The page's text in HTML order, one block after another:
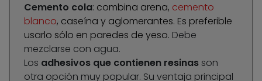
Cemento cola: combina arena, cemento
blanco, caseína y aglomerantes. Es preferible
usarlo sólo en paredes de yeso. Debe
mezclarse con agua.
Los adhesivos que contienen resinas son
otra opción muy popular. Su ventaja principal